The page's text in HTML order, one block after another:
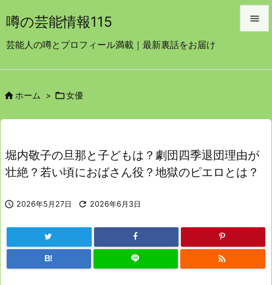
噂の芸能情報115
芸能人の噂とプロフィール満載｜最新裏話をお届け

前へ
次へ

ホーム > 女優
堀内敬子の旦那と子どもは？劇団四季退団理由が
壮絶？若い頃におばさん役？地獄のピエロとは？
 2026年5月27日  2026年6月3日
B! 